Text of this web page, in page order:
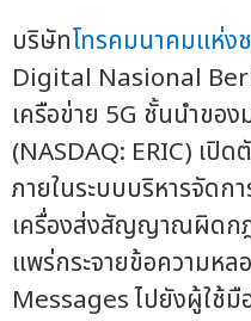
บริษัทโทรคมนาคมแห่ง
Digital Nasional
เครือข่าย 5G ชั้นนำขอ
(NASDAQ: ERIC) เปิ
ภายในระบบบริหารจัดก
เครื่องส่งสัญญาณผิดก
แพร่กระจายข้อความหล
Messages ไปยังผู้ใช้มื